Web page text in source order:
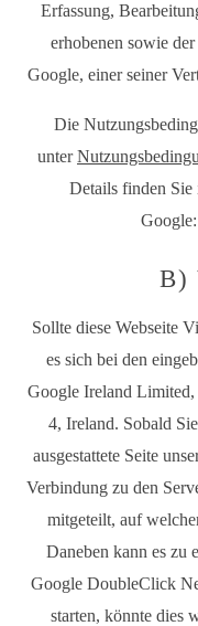
Erfassung,
erhobenen sowie
Google, einer seiner
Die
unter
Details finden Sie
Google:
B)
Sollte diese Webseite
es sich bei den
Google Ireland
4, Ireland. Sobald
ausgestattete Seite
Verbindung zu den
mitgeteilt, auf
Daneben kann es zu
Google DoubleClick
starten, könnte dies